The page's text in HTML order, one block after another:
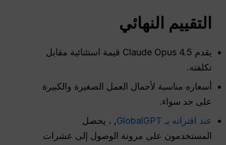
التقييم النهائي
يقدم Claude Opus 4.5 قيمة استثنائية مقابل
تكلفته.
أسعاره مناسبة لأحمال العمل الصغيرة والكبيرة
على حد سواء.
عند اقترانه بـ GlobalGPT
, ، يحصل
المستخدمون على مرونة الوصول إلى عشرات